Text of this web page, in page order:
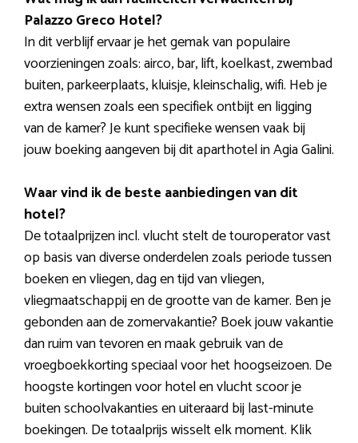
Palazzo Greco Hotel?
In dit verblijf ervaar je het gemak van populaire
voorzieningen zoals: airco, bar, lift, koelkast, zwembad
buiten, parkeerplaats, kluisje, kleinschalig, wifi. Heb je
extra wensen zoals een specifiek ontbijt en ligging
van de kamer? Je kunt specifieke wensen vaak bij
jouw boeking aangeven bij dit aparthotel in Agia Galini.
Waar vind ik de beste aanbiedingen van dit
hotel?
De totaalprijzen incl. vlucht stelt de touroperator vast
op basis van diverse onderdelen zoals periode tussen
boeken en vliegen, dag en tijd van vliegen,
vliegmaatschappij en de grootte van de kamer. Ben je
gebonden aan de zomervakantie? Boek jouw vakantie
dan ruim van tevoren en maak gebruik van de
vroegboekkorting speciaal voor het hoogseizoen. De
hoogste kortingen voor hotel en vlucht scoor je
buiten schoolvakanties en uiteraard bij last-minute
boekingen. De totaalprijs wisselt elk moment. Klik